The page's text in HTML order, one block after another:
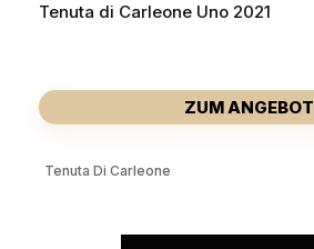
Tenuta di Carleone Uno 2021
ZUM ANGEBOT
Tenuta Di Carleone